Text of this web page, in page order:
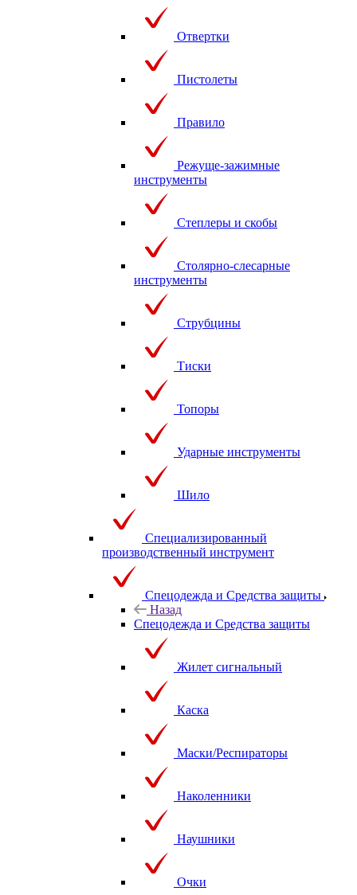
Отвертки
Пистолеты
Правило
Режуще-зажимные
инструменты
Степлеры и скобы
Столярно-слесарные
инструменты
Струбцины
Тиски
Топоры
Ударные инструменты
Шило
Специализированный
производственный инструмент
Спецодежда и Средства защиты
Назад
Спецодежда и Средства защиты
Жилет сигнальный
Каска
Маски/Респираторы
Наколенники
Наушники
Очки